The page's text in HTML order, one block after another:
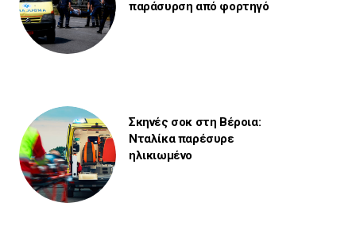
παράσυρση από φορτηγό
Σκηνές σοκ στη Βέροια:
Νταλίκα παρέσυρε
ηλικιωμένο